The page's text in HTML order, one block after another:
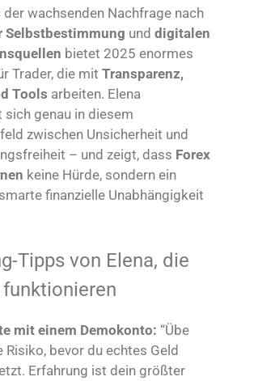
wachsenden Nachfrage nach
Selbstbestimmung und digitalen
bietet 2025 enormes
Trader, die mit Transparenz,
Tools arbeiten. Elena
genau in diesem
zwischen Unsicherheit und
– und zeigt, dass Forex
keine Hürde, sondern ein
finanzielle Unabhängigkeit
Tipps von Elena, die
mit einem Demokonto: “Übe
Risiko, bevor du echtes Geld
Erfahrung ist dein größter